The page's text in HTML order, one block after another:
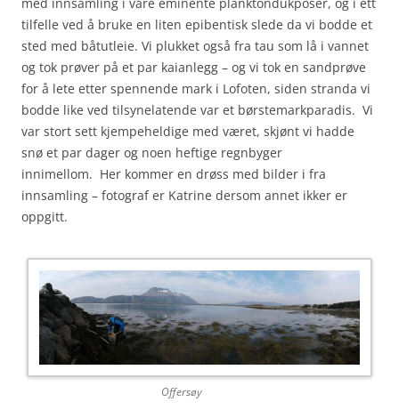
med innsamling i våre eminente planktondukposer, og i ett
tilfelle ved å bruke en liten epibentisk slede da vi bodde et
sted med båtutleie. Vi plukket også fra tau som lå i vannet
og tok prøver på et par kaianlegg – og vi tok en sandprøve
for å lete etter spennende mark i Lofoten, siden stranda vi
bodde like ved tilsynelatende var et børstemarkparadis. Vi
var stort sett kjempeheldige med været, skjønt vi hadde
snø et par dager og noen heftige regnbyger
innimellom. Her kommer en drøss med bilder i fra
innsamling – fotograf er Katrine dersom annet ikker er
oppgitt.
Offersøy